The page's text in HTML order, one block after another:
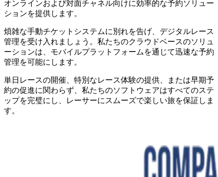
オンラインおよび対面チャネル向けに効率的な予約ソリュー
ションを提供します。
煩雑な手動チケットシステムに別れを告げ、デジタルレース
管理を受け入れましょう。私たちのクラウドベースのソリュ
ーションは、モバイルプラットフォームを通じて迅速な予約
管理を可能にします。
単日レースの開催、特別なレース体験の提供、または早期予
約の促進に関わらず、私たちのソフトウェアはすべてのステ
ップを完璧にし、レーサーにスムーズで楽しい旅を保証しま
す。